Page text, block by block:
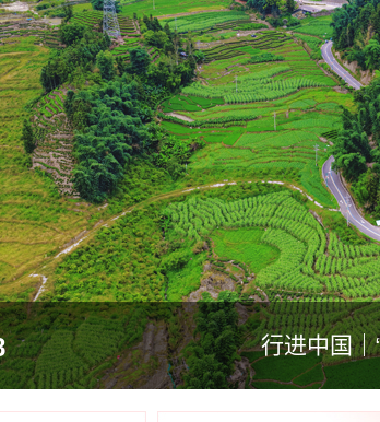
韧性 保障生态环境法典实施 最高法
新疆甘家